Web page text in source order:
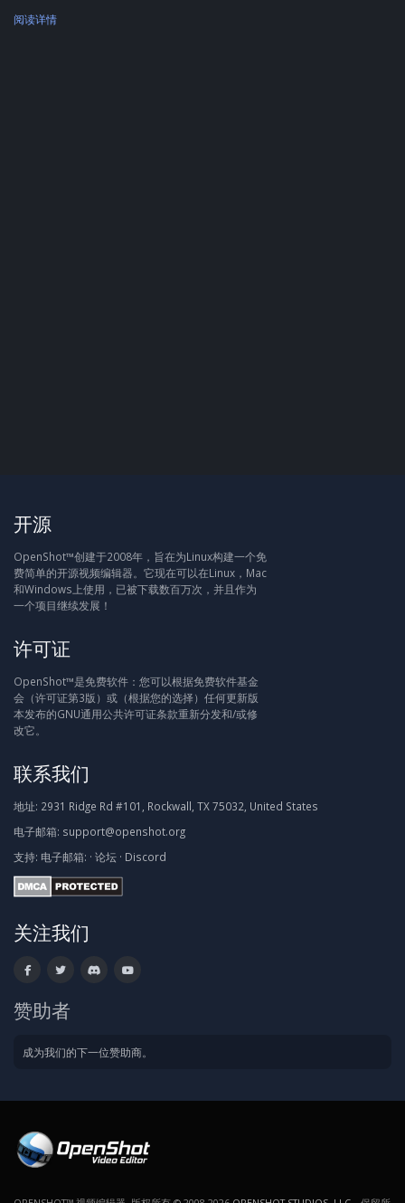
阅读详情
开源
OpenShot™创建于2008年，旨在为Linux构建一个免
费简单的开源视频编辑器。它现在可以在Linux，Mac
和Windows上使用，已被下载数百万次，并且作为
一个项目继续发展！
许可证
OpenShot™是免费软件：您可以根据免费软件基金
会（许可证第3版）或（根据您的选择）任何更新版
本发布的GNU通用公共许可证条款重新分发和/或修
改它。
联系我们
地址: 2931 Ridge Rd #101, Rockwall, TX 75032, United States
电子邮箱: support@openshot.org
支持: 电子邮箱: · 论坛 · Discord
关注我们
赞助者
成为我们的下一位赞助商。